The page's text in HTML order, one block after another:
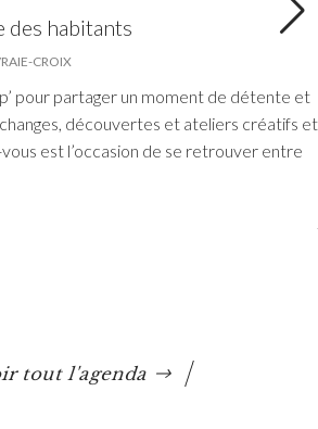
: Ouverture des
mercredis de septembre à
mercredis aux accueils de loisirs de
ouvertes à partir du 20 juillet 2026
des habitants
CROIX
pour partager un moment de détente et
découvertes et ateliers créatifs et
est l’occasion de se retrouver entre
tout l'agenda